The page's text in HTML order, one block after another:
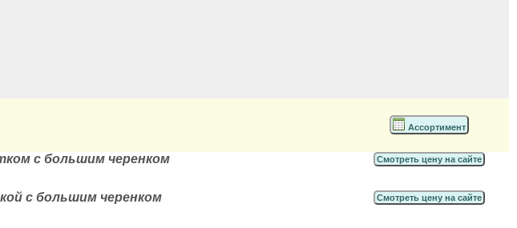
Ассортимент
с большим черенком Смотреть цену на сайте
с большим черенком Смотреть цену на сайте